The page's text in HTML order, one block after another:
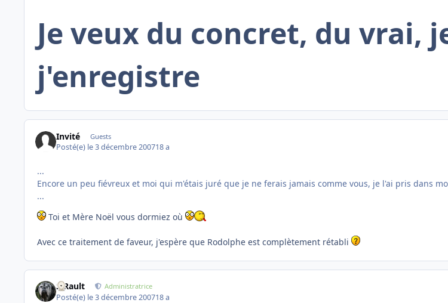
Je veux du concret, du vrai,
j'enregistre
Invité Guests
Posté(e) le 3 décembre 200718 a
...
Encore un peu fiévreux et moi qui m'étais juré que je ne ferais jamais comme vous, je l'ai pris dans
...
Toi et Mère Noël vous dormiez où
Avec ce traitement de faveur, j'espère que Rodolphe est complètement rétabli
S.Rault Administratrice
Posté(e) le 3 décembre 200718 a